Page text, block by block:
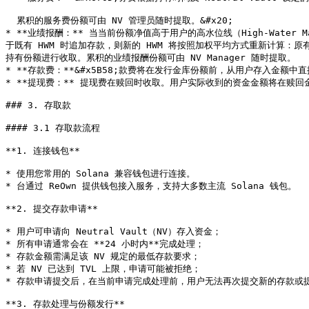
* **业绩报酬：** 当当前份额净值高于用户的高水位线（High-Water
于既有 HWM 时追加存款，则新的 HWM 将按照加权平均方式重新计算：
持有份额进行收取。累积的业绩报酬份额可由 NV Manager 随时提取。
* **存款费：**&#x5B58;款费将在发行金库份额前，从用户存入金额中直
* **提现费：** 提现费在赎回时收取。用户实际收到的资金金额将在赎回
### 3. 存取款
#### 3.1 存取款流程
**1. 连接钱包**
* 使用您常用的 Solana 兼容钱包进行连接。
* 台通过 ReOwn 提供钱包接入服务，支持大多数主流 Solana 钱包。
**2. 提交存款申请**
* 用户可申请向 Neutral Vault（NV）存入资金；
* 所有申请通常会在 **24 小时内**完成处理；
* 存款金额需满足该 NV 规定的最低存款要求；
* 若 NV 已达到 TVL 上限，申请可能被拒绝；
* 存款申请提交后，在当前申请完成处理前，用户无法再次提交新的存款或
**3. 存款处理与份额发行**